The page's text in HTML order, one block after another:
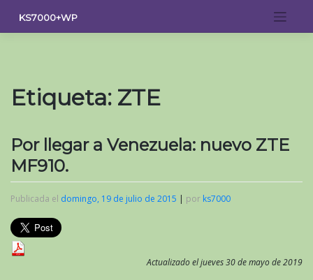
contenido
KS7000+WP
Etiqueta: ZTE
Por llegar a Venezuela: nuevo ZTE
MF910.
Publicada el domingo, 19 de julio de 2015 | por ks7000
Actualizado el jueves 30 de mayo de 2019